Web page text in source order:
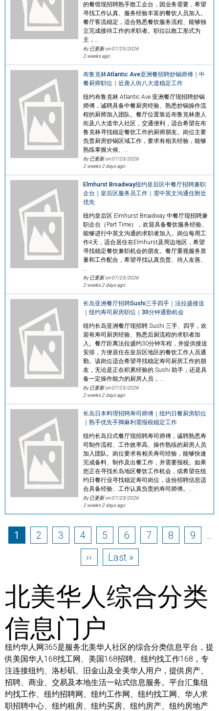
的餐馆现招聘熟手散工企台，因业务需要，希望
寻找工作认真、服务经验丰富的餐饮人员加入。
餐厅客流稳定，适合熟悉餐饮服务流程、能够独
立完成接待工作的求职者。职位以散工形式为
主，…
By 已更新 on07/25/2026
2 weeks ago
布鲁克林Atlantic Ave亚洲餐招聘炒锅师傅｜中
餐厨师职位｜近唐人街八大道稳定工作
纽约布鲁克林 Atlantic Ave 亚洲餐厅现招聘炒锅
师傅，诚聘具备中餐厨房经验、熟悉炒锅操作流
程的厨师加入团队。餐厅位置靠近布鲁克林唐人
街及八大道华人社区，交通便利，适合希望在布
鲁克林寻找稳定餐饮工作的厨师朋友。岗位主要
负责厨房炒锅区域工作，要求有相关经验，能够
熟练掌握火候、…
By 已更新 on07/23/2026
2 weeks 2 days ago
Elmhurst Broadway纽约皇后区中餐厅招聘兼职
企台｜皇后区服务员工作｜需中英文沟通住附近
优先
纽约皇后区 Elmhurst Broadway 中餐厅现招聘兼
职企台（Part Time），欢迎具备餐饮服务经验、
能够进行中英文沟通的求职者加入。岗位每周工
作4天，适合居住在Elmhurst及周边地区，希望
寻找稳定餐饮兼职机会的朋友。餐厅重视服务质
量和工作配合，希望寻找认真负责、待人友善、
By 已更新 on07/23/2026
2 weeks 2 days ago
长岛亚洲餐厅招聘Sushi三手四手｜法拉盛接送
｜纽约寿司厨房职位｜30分钟通勤机会
纽约长岛亚洲餐厅现招聘 Sushi 三手、四手，欢
迎有寿司厨房经验、熟悉后厨流程的求职者加
入。餐厅距离法拉盛约30分钟车程，并提供接送
安排，方便居住在皇后区地区的餐饮工作人员通
勤。该岗位适合希望寻找稳定寿司厨房工作的朋
友，无论是正在积累经验的 Sushi 助手，还是具
备一定操作能力的厨房人员，…
By 已更新 on07/23/2026
2 weeks 2 days ago
长岛日本料理招聘寿司师傅｜纽约日餐厨房职位
｜熟手优先手脚麻利需报税稳定工作
纽约长岛日式餐厅现招聘寿司师傅，诚聘熟悉寿
司制作流程、工作效率高、操作熟练的厨房人员
加入团队。岗位要求有相关寿司经验，能够快速
完成备料、制作及出餐工作，并需要报税。如果
您正在寻找长岛地区餐饮工作机会，或希望在纽
约日餐行业寻找稳定寿司岗位，这份招聘信息适
合具备经验、工作认真负责的寿司师傅。…
By 已更新 on07/23/2026
2 weeks 2 days ago
Pagination
Page
1 Page
2 Page
3 Page
4 Page
5 Page
6 Page
7 Page
8 Page
9
Next page
›› Last page
Last »
北美华人综合分类
信息门户
纽约华人网365是服务北美华人社区的综合分类信息平台，提
供美国华人168找工网、美国168招聘、纽约找工作168，专
注连接纽约、洛杉矶、旧金山及全美华人用户，提供房产、
招聘、商业、交易及本地生活一站式信息服务。平台汇集纽
约找工作、纽约招聘网、纽约工作网、纽约找工网、华人求
职招聘中心、纽约租房、纽约买房、纽约房产、纽约房地产